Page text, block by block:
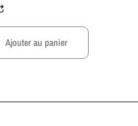
Ajouter au panier